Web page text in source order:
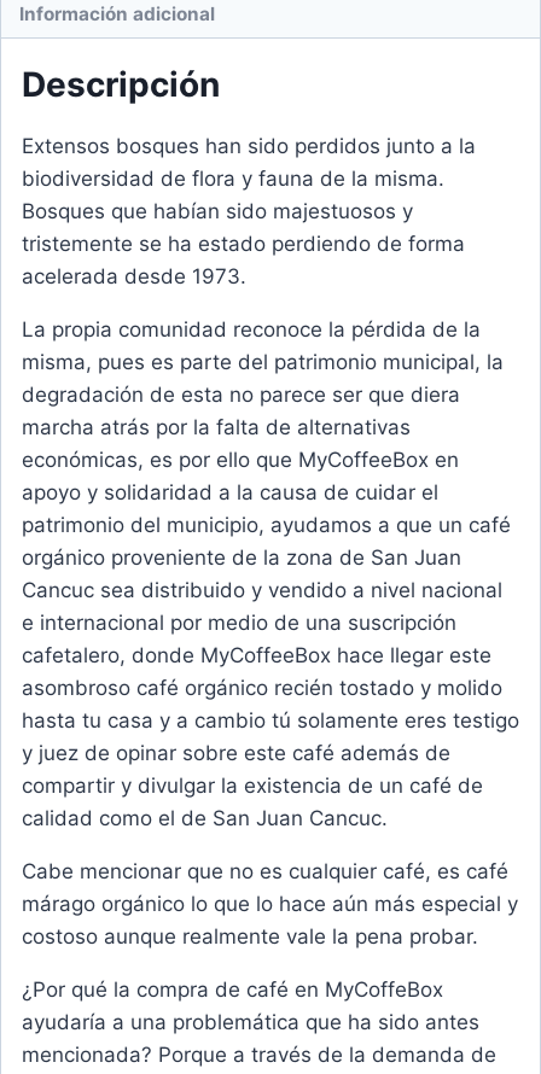
Información adicional
Descripción
Extensos bosques han sido perdidos junto a la
biodiversidad de flora y fauna de la misma.
Bosques que habían sido majestuosos y
tristemente se ha estado perdiendo de forma
acelerada desde 1973.
La propia comunidad reconoce la pérdida de la
misma, pues es parte del patrimonio municipal, la
degradación de esta no parece ser que diera
marcha atrás por la falta de alternativas
económicas, es por ello que MyCoffeeBox en
apoyo y solidaridad a la causa de cuidar el
patrimonio del municipio, ayudamos a que un café
orgánico proveniente de la zona de San Juan
Cancuc sea distribuido y vendido a nivel nacional
e internacional por medio de una suscripción
cafetalero, donde MyCoffeeBox hace llegar este
asombroso café orgánico recién tostado y molido
hasta tu casa y a cambio tú solamente eres testigo
y juez de opinar sobre este café además de
compartir y divulgar la existencia de un café de
calidad como el de San Juan Cancuc.
Cabe mencionar que no es cualquier café, es café
márago orgánico lo que lo hace aún más especial y
costoso aunque realmente vale la pena probar.
¿Por qué la compra de café en MyCoffeBox
ayudaría a una problemática que ha sido antes
mencionada? Porque a través de la demanda de